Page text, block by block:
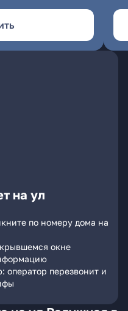
на ул
по номеру дома на
окне
оператор перезвонит и